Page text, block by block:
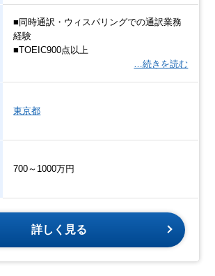
■同時通訳・ウィスパリングでの通訳業務
経験
■TOEIC900点以上
…続きを読む
東京都
700～1000万円
詳しく見る